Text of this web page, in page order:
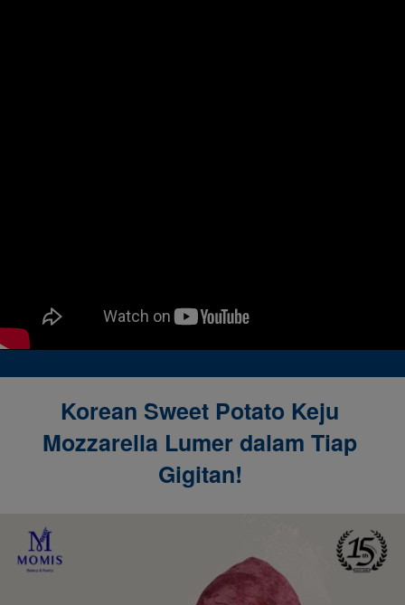
Korean Sweet Potato Keju
Mozzarella Lumer dalam Tiap
Gigitan!